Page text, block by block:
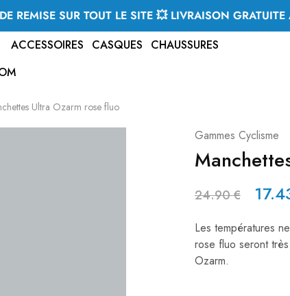
REMISE SUR TOUT LE SITE 💥 LIVRAISON
ACCESSOIRES CASQUES
CHAUSSURES
Ultra Ozarm rose fluo
Gammes Cyclisme
24.90€
Les températures
rose fluo seront
Ozarm.